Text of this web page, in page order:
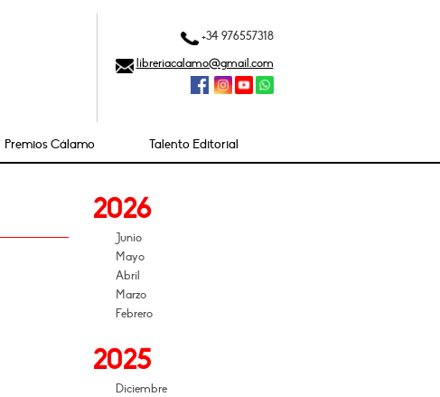
+34 976557318
libreriacalamo@gmail.com
Premios Cálamo Talento Editorial
2026
Junio
Mayo
Abril
Marzo
Febrero
2025
Diciembre